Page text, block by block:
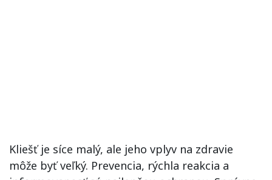
Kliešť je síce malý, ale jeho vplyv na zdravie
môže byť veľký. Prevencia, rýchla reakcia a